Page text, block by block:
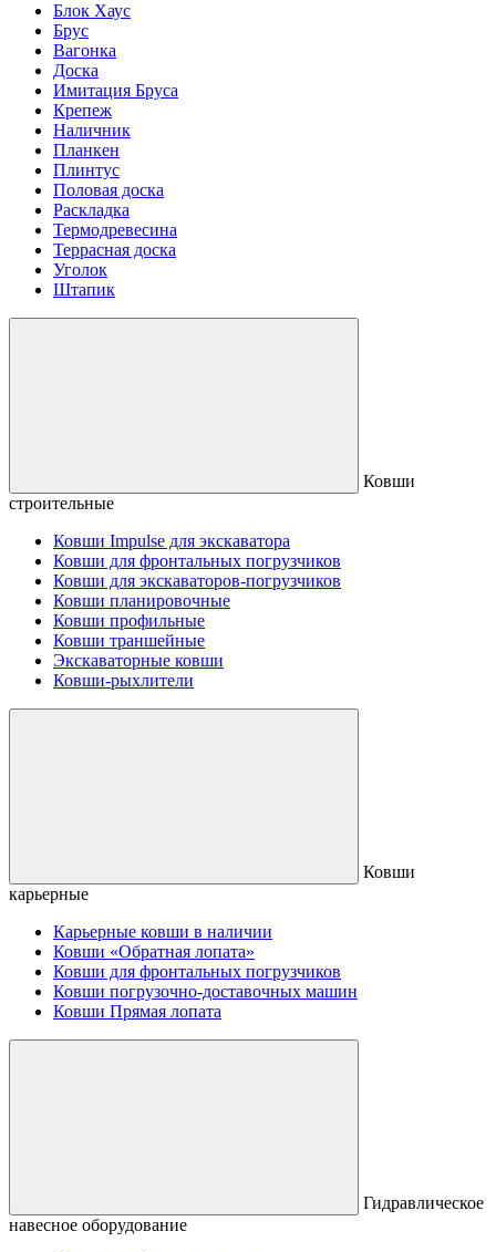
Блок Хаус
Брус
Вагонка
Доска
Имитация Бруса
Крепеж
Наличник
Планкен
Плинтус
Половая доска
Раскладка
Термодревесина
Террасная доска
Уголок
Штапик
Ковши
строительные
Ковши Impulse для экскаватора
Ковши для фронтальных погрузчиков
Ковши для экскаваторов-погрузчиков
Ковши планировочные
Ковши профильные
Ковши траншейные
Экскаваторные ковши
Ковши-рыхлители
Ковши
карьерные
Карьерные ковши в наличии
Ковши «Обратная лопата»
Ковши для фронтальных погрузчиков
Ковши погрузочно-доставочных машин
Ковши Прямая лопата
Гидравлическое
навесное оборудование